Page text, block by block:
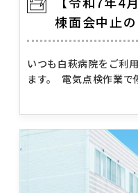
棟面会中止
いつも白萩病院をご利
ます。 電気点検作業